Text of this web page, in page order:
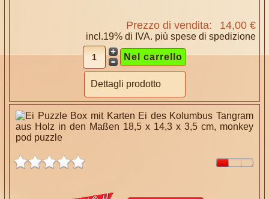
Prezzo di vendita: 14,00 €
incl.19% di IVA. più spese di spedizione
Dettagli prodotto